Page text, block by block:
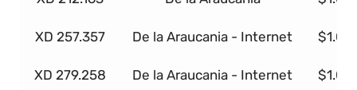
XD 257.357 De la Araucania - Internet
XD 279.258 De la Araucania - Internet